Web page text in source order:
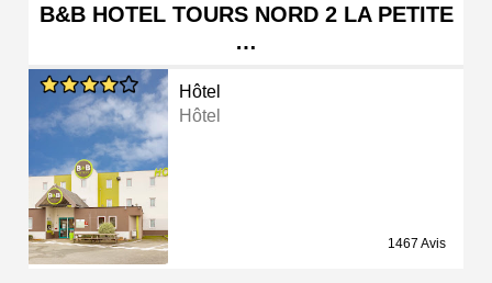
B&B HOTEL TOURS NORD 2 LA PETITE
…
Hôtel
Hôtel
1467 Avis